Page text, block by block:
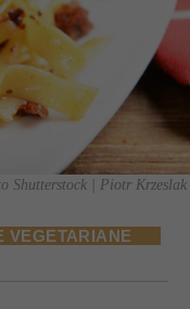
Shutterstock | Piotr Krzeslak
VEGETARIANE